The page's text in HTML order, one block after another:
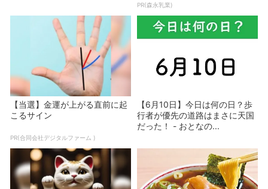
PR(森永乳業)
【当選】金運が上がる直前に起
こるサイン
PR(合同会社デジタルファーム )
【6月10日】今日は何の日？歩
行者が優先の道路はまさに天国
だった！ - おとなの...